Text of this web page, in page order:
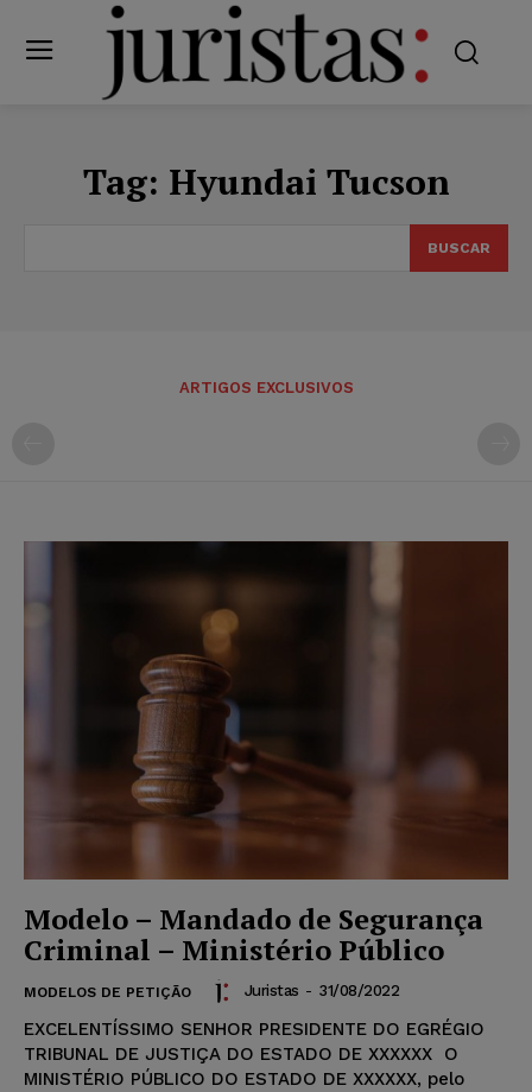
Tag: Hyundai Tucson
BUSCAR
ARTIGOS EXCLUSIVOS
Modelo – Mandado de Segurança
Criminal – Ministério Público
MODELOS DE PETIÇÃO Juristas - 31/08/2022
EXCELENTÍSSIMO SENHOR PRESIDENTE DO EGRÉGIO
TRIBUNAL DE JUSTIÇA DO ESTADO DE XXXXXX O
MINISTÉRIO PÚBLICO DO ESTADO DE XXXXXX, pelo